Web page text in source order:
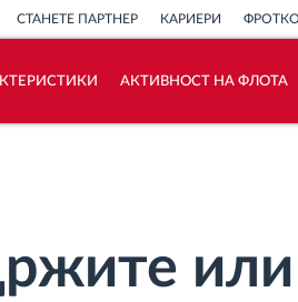
СТАНЕТЕ ПАРТНЕР КАРИЕРИ
АКТИВНОСТ НА ФЛОТА
или